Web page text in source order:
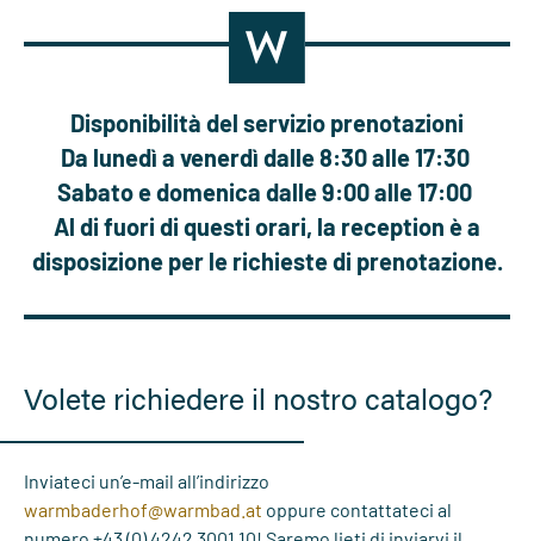
Disponibilità del servizio prenotazioni
Da lunedì a venerdì dalle 8:30 alle 17:30
Sabato e domenica dalle 9:00 alle 17:00
Al di fuori di questi orari, la reception è a
disposizione per le richieste di prenotazione.
Volete richiedere il nostro catalogo?
Inviateci un’e-mail all’indirizzo
warmbaderhof@warmbad. at oppure contattateci al